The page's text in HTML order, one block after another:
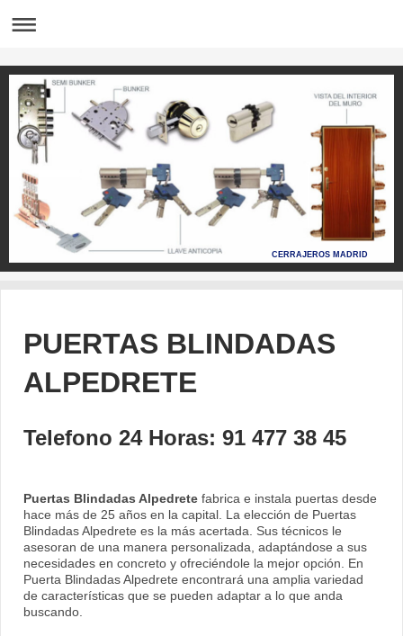
CERRAJEROS MADRID
PUERTAS BLINDADAS
ALPEDRETE
Telefono 24 Horas: 91 477 38 45
Puertas Blindadas Alpedrete fabrica e instala puertas desde
hace más de 25 años en la capital. La elección de Puertas
Blindadas Alpedrete es la más acertada. Sus técnicos le
asesoran de una manera personalizada, adaptándose a sus
necesidades en concreto y ofreciéndole la mejor opción. En
Puerta Blindadas Alpedrete encontrará una amplia variedad
de características que se pueden adaptar a lo que anda
buscando.